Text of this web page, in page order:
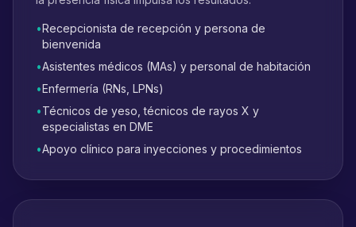
•Recepcionista de recepción y persona de
bienvenida
•Asistentes médicos (MAs) y personal de habitación
•Enfermería (RNs, LPNs)
•Técnicos de yeso, técnicos de rayos X y
especialistas en DME
•Apoyo clínico para inyecciones y procedimientos